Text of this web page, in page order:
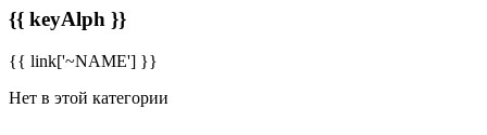
{{ keyAlph }}
{{ link['~NAME'] }}
Нет в этой категории